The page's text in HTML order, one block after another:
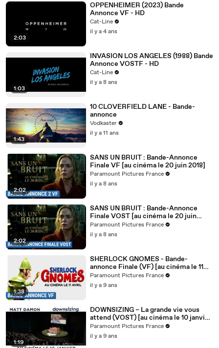
2:03
OPPENHEIMER (2023) Bande
Annonce VF - HD
Cat-Line
il y a 4 ans
1:03
INVASION LOS ANGELES (1988) Bande
Annonce VOSTF - HD
Cat-Line
il y a 8 ans
1:43
10 CLOVERFIELD LANE - Bande-
annonce
Vodkaster
il y a 11 ans
2:02
SANS UN BRUIT : Bande-Annonce
Finale VF [au cinéma le 20 juin 2018]
Paramount Pictures France
il y a 8 ans
2:02
SANS UN BRUIT : Bande-Annonce
Finale VOST [au cinéma le 20 juin
2018]
Paramount Pictures France
il y a 8 ans
1:38
SHERLOCK GNOMES - Bande-
annonce Finale (VF) [au cinéma le 11
avril 2018]
Paramount Pictures France
il y a 9 ans
1:19
DOWNSIZING – La grande vie vous
attend (VOST) [au cinéma le 10 janvier
2018]
Paramount Pictures France
il y a 9 ans